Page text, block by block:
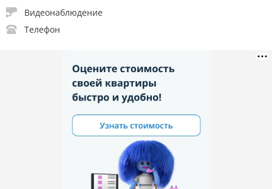
Видеонаблюдение
Телефон